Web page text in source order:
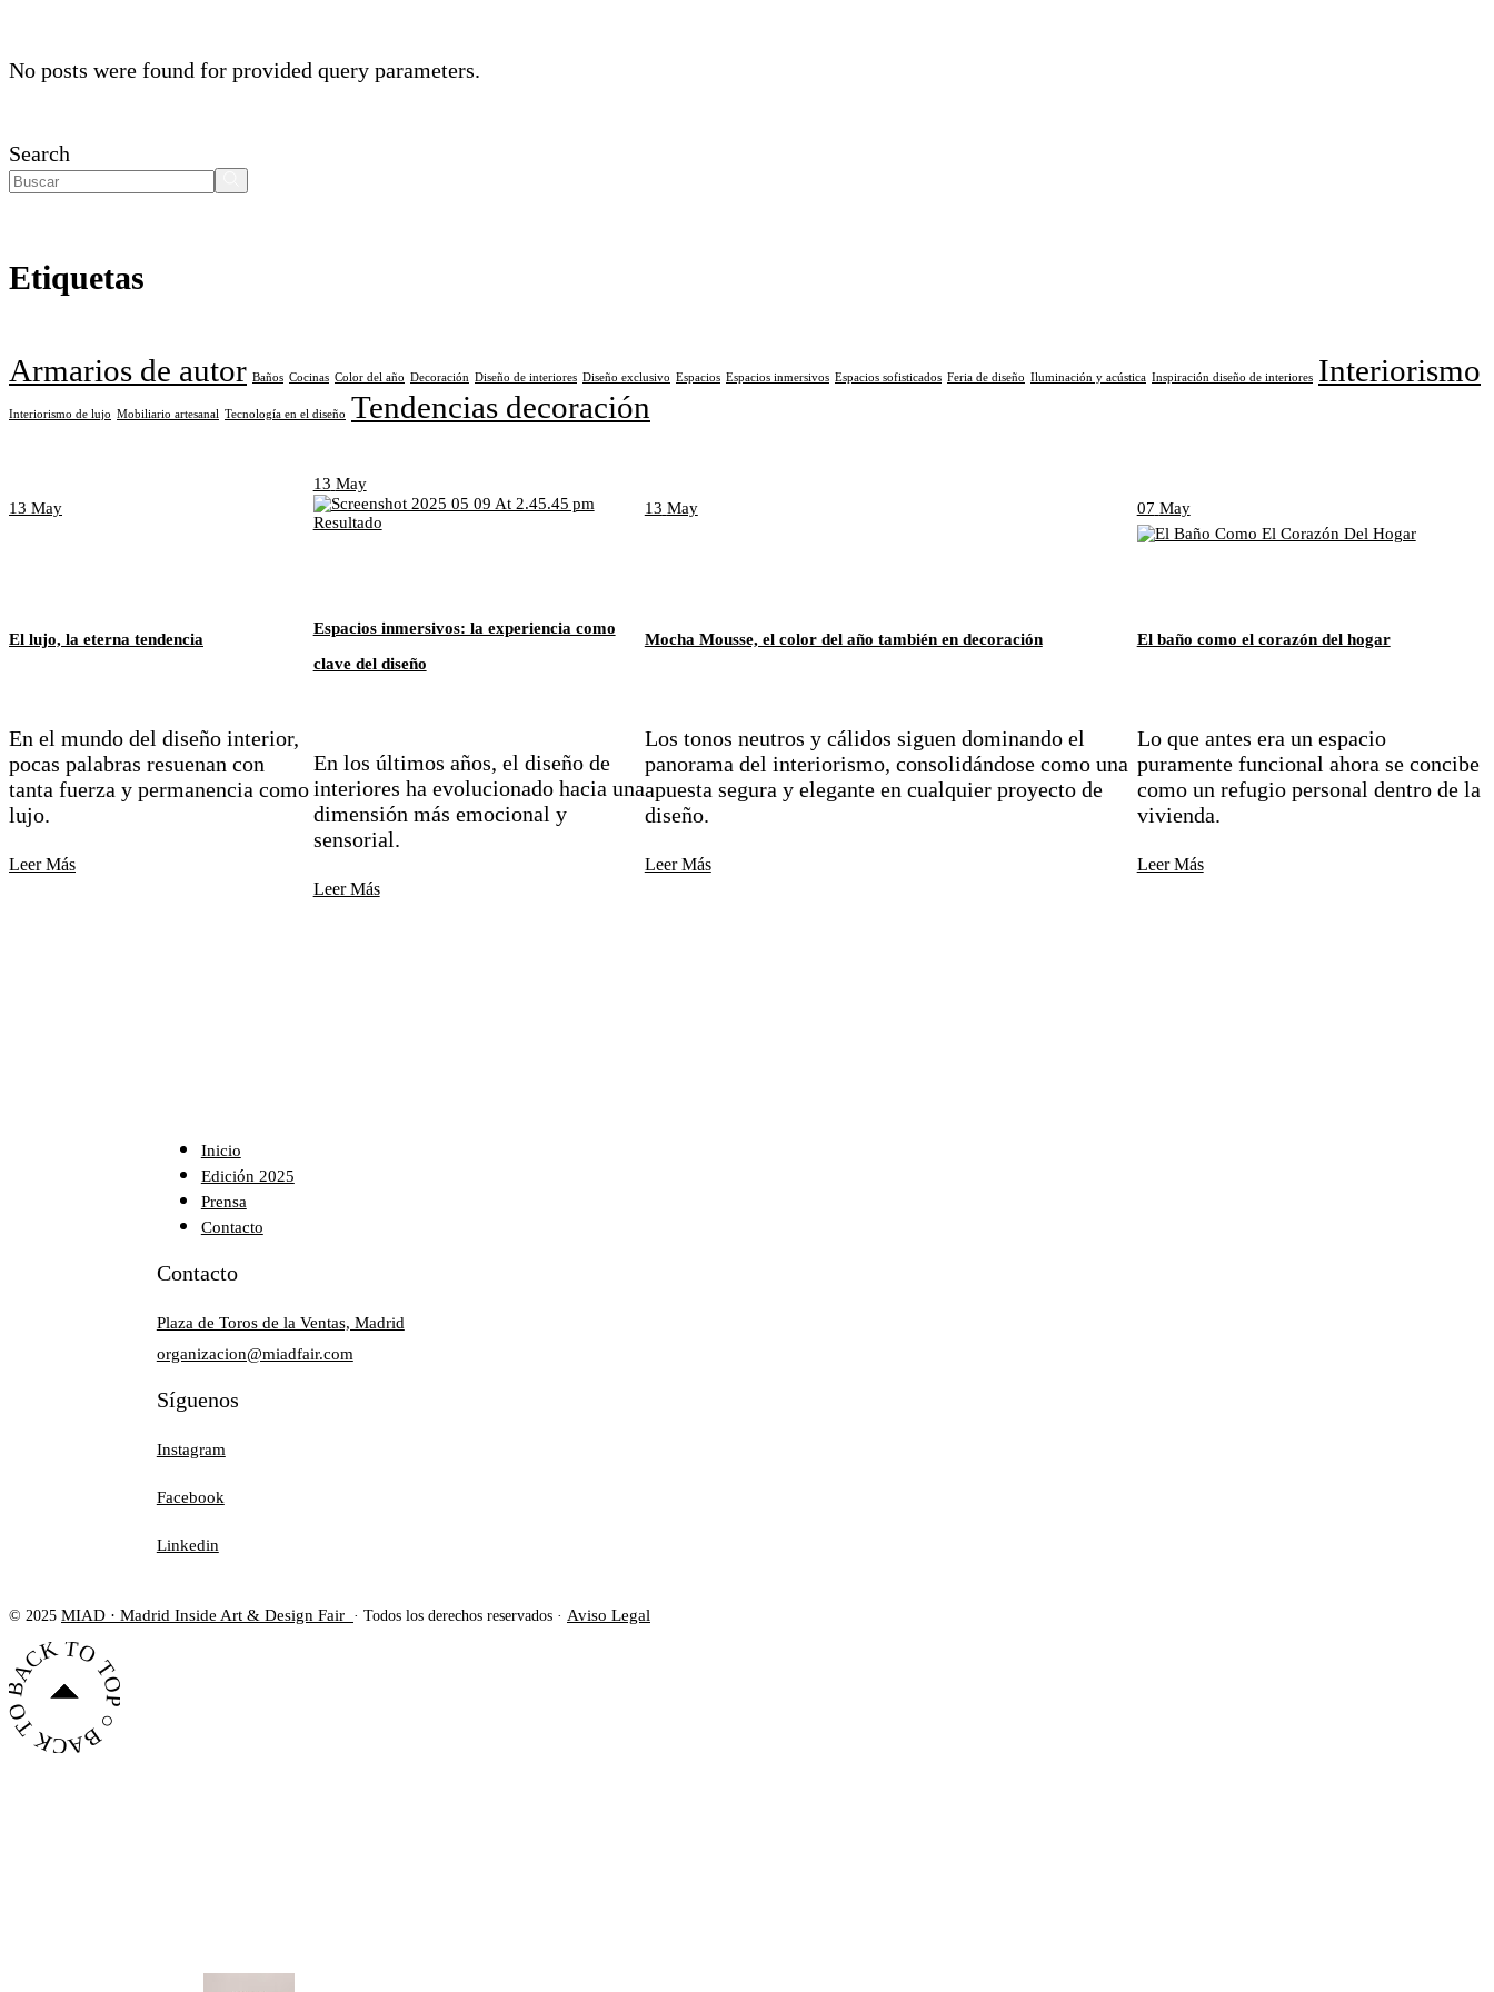
No posts were found for provided query parameters.
Search
Etiquetas
Armarios de autor Baños Cocinas Color del año Decoración Diseño de interiores Diseño exclusivo Espacios Espacios inmersivos Espacios sofisticados Feria de diseño Iluminación y acústica Inspiración diseño de interiores Interiorismo
Interiorismo de lujo Mobiliario artesanal Tecnología en el diseño Tendencias decoración
13 May
El lujo, la eterna tendencia
En el mundo del diseño interior,
pocas palabras resuenan con
tanta fuerza y permanencia como
lujo.
Leer Más
13 May
Espacios inmersivos: la experiencia como
clave del diseño
En los últimos años, el diseño de
interiores ha evolucionado hacia una
dimensión más emocional y
sensorial.
Leer Más
13 May
Mocha Mousse, el color del año también en decoración
Los tonos neutros y cálidos siguen dominando el
panorama del interiorismo, consolidándose como una
apuesta segura y elegante en cualquier proyecto de
diseño.
Leer Más
07 May
El baño como el corazón del hogar
Lo que antes era un espacio
puramente funcional ahora se concibe
como un refugio personal dentro de la
vivienda.
Leer Más
Inicio
Edición 2025
Prensa
Contacto
Contacto
Plaza de Toros de la Ventas, Madrid
organizacion@miadfair.com
Síguenos
Instagram
Facebook
Linkedin
© 2025 MIAD · Madrid Inside Art & Design Fair · Todos los derechos reservados · Aviso Legal
BACK TO TOP ○ BACK TO TOP ○ BACK TO TOP ○